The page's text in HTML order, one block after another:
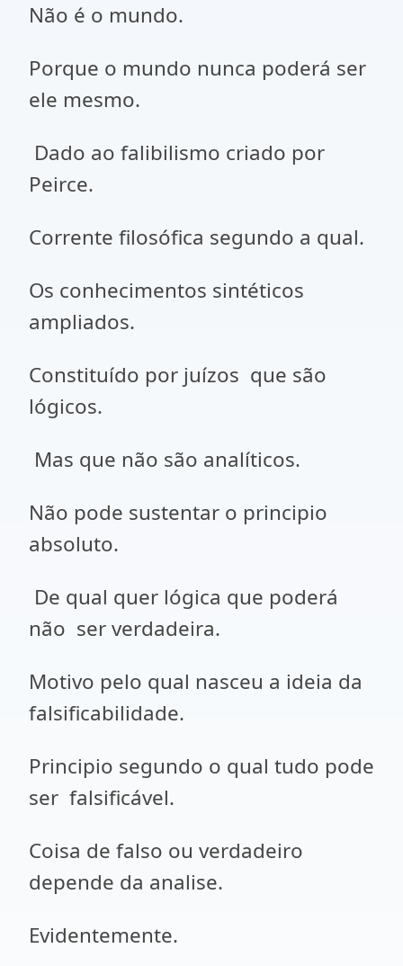
Não é o mundo.
Porque o mundo nunca poderá ser
ele mesmo.
Dado ao falibilismo criado por
Peirce.
Corrente filosófica segundo a qual.
Os conhecimentos sintéticos
ampliados.
Constituído por juízos que são
lógicos.
Mas que não são analíticos.
Não pode sustentar o principio
absoluto.
De qual quer lógica que poderá
não ser verdadeira.
Motivo pelo qual nasceu a ideia da
falsificabilidade.
Principio segundo o qual tudo pode
ser falsificável.
Coisa de falso ou verdadeiro
depende da analise.
Evidentemente.